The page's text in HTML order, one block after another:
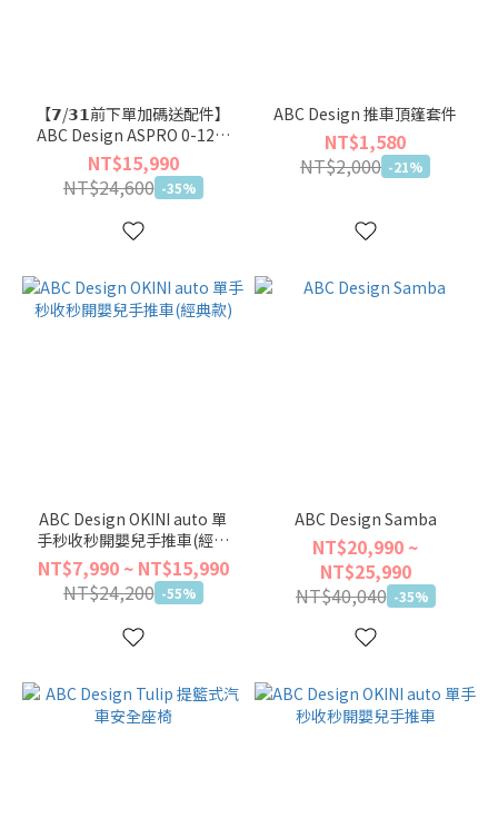
【𝟳/𝟯𝟭前下單加碼送配件】
ABC Design ASPRO 0-12歲
360度旋轉汽座
NT$15,990
NT$24,600 -35%
ABC Design 推車頂篷套件
NT$1,580
NT$2,000 -21%
ABC Design OKINI auto 單
手秒收秒開嬰兒手推車(經典
款)
NT$7,990 ~ NT$15,990
NT$24,200 -55%
ABC Design Samba
NT$20,990 ~
NT$25,990
NT$40,040 -35%